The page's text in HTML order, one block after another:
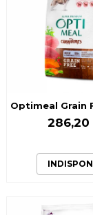
Optimeal Grain
286,20